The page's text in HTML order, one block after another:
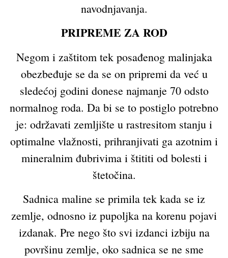
navodnjavanja.
PRIPREME ZA ROD
Negom i zaštitom tek posađenog malinjaka
obezbeđuje se da se on pripremi da već u
sledećoj godini donese najmanje 70 odsto
normalnog roda. Da bi se to postiglo potrebno
je: održavati zemljište u rastresitom stanju i
optimalne vlažnosti, prihranjivati ga azotnim i
mineralnim đubrivima i štititi od bolesti i
štetočina.
Sadnica maline se primila tek kada se iz
zemlje, odnosno iz pupoljka na korenu pojavi
izdanak. Pre nego što svi izdanci izbiju na
površinu zemlje, oko sadnica se ne sme